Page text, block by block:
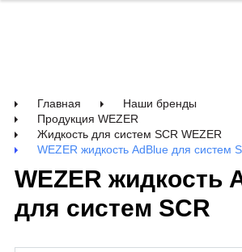
Главная
Наши бренды
Продукция WEZER
Жидкость для систем SCR WEZER
WEZER жидкость AdBlue для систем
WEZER жидкость
для систем SCR